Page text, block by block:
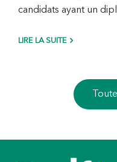
candidats ayant un
LIRE LA SUITE